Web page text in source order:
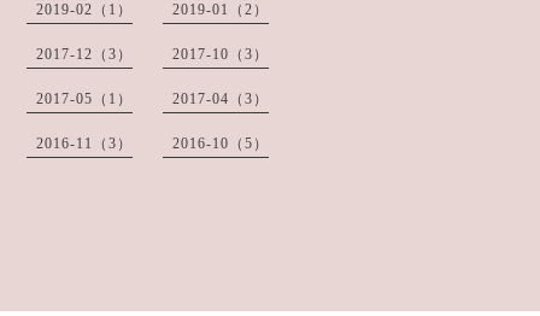
2019-02（1） 2019-01（2）
2017-12（3） 2017-10（3）
2017-05（1） 2017-04（3）
2016-11（3） 2016-10（5）